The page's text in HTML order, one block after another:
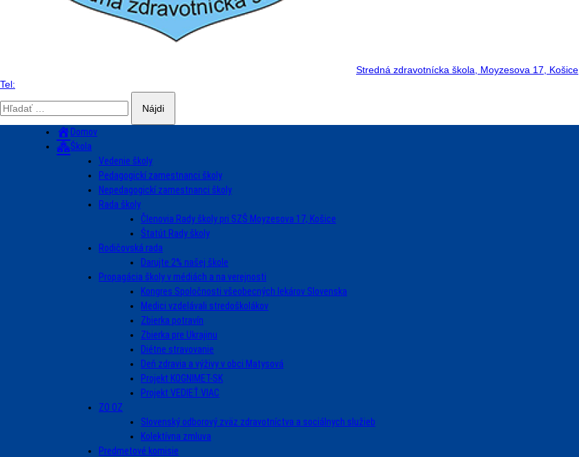
Stredná zdravotnícka škola, Moyzesova 17, Košice
Tel:
Hľadať:
Domov
Škola
Vedenie školy
Pedagogickí zamestnanci školy
Nepedagogickí zamestnanci školy
Rada školy
Členovia Rady školy pri SZŠ Moyzesova 17, Košice
Štatút Rady školy
Rodičovská rada
Darujte 2% našej škole
Propagácia školy v médiách a na verejnosti
Kongres Spoločnosti všeobecných lekárov Slovenska
Medici vzdelávali stredoškolákov
Zbierka potravín
Zbierka pre Ukrajinu
Diétne stravovanie
Deň zdravia a výživy v obci Matysová
Projekt KOGNIMET-SK
Projekt VEDIEŤ VIAC
ZO OZ
Slovenský odborový zväz zdravotníctva a sociálnych služieb
Kolektívna zmluva
Predmetové komisie